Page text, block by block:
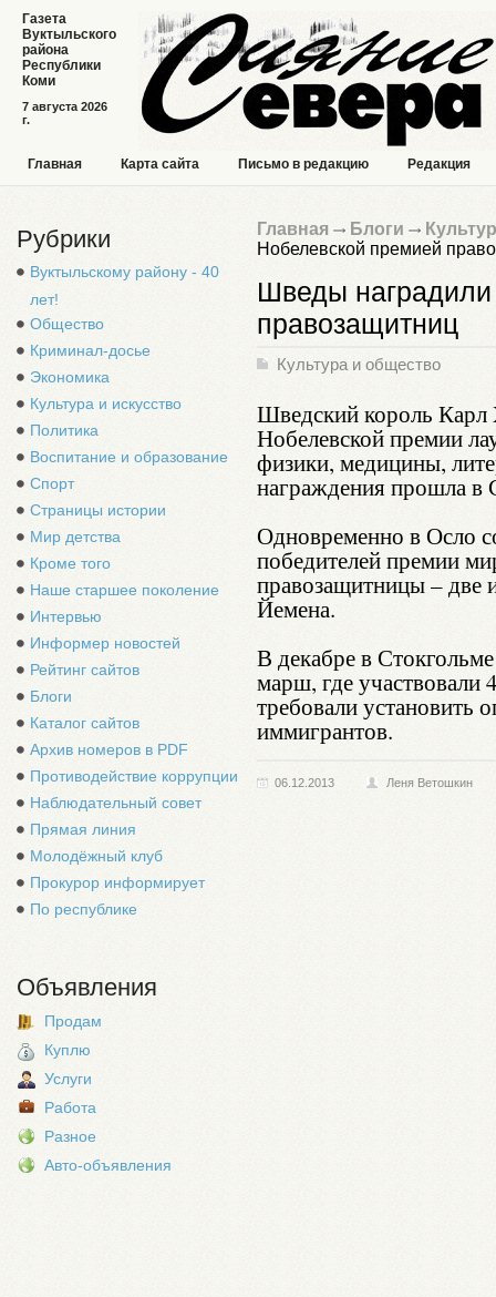
7 августа 2026
г.
Газета
Вуктыльского
района
Республики
Коми
Главная Карта сайта Письмо в редакцию Редакция
Рубрики
Вуктыльскому району - 40
лет!
Общество
Криминал-досье
Экономика
Культура и искусство
Политика
Воспитание и образование
Спорт
Страницы истории
Мир детства
Кроме того
Наше старшее поколение
Интервью
Информер новостей
Рейтинг сайтов
Блоги
Каталог сайтов
Архив номеров в PDF
Противодействие коррупции
Наблюдательный совет
Прямая линия
Молодёжный клуб
Прокурор информирует
По республике
Объявления
Продам
Куплю
Услуги
Работа
Разное
Авто-объявления
Главная Блоги
Нобелевской премией
Шведы
правозащитниц
Культура и общество
Шведский король Карл
Нобелевской премии
физики, медицины,
награждения прошла в
Одновременно в Осло
победителей премии
правозащитницы – две
Йемена.
В декабре в
марш, где участвовали
требовали
иммигрантов.
06.12.2013 Леня Ветошкин